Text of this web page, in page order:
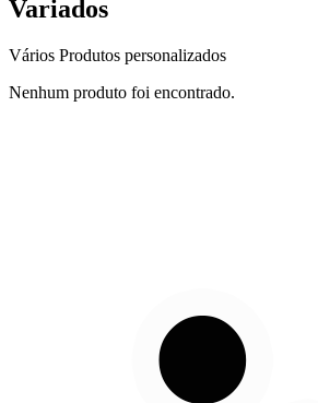
Variados
Vários Produtos personalizados
Nenhum produto foi encontrado.